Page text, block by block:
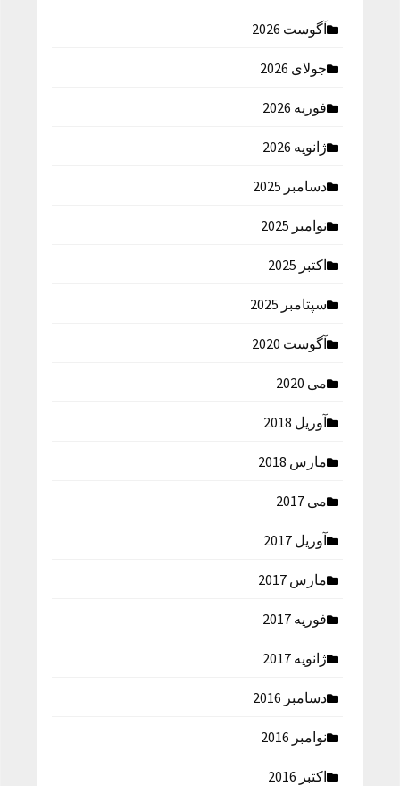
آگوست 2026
جولای 2026
فوریه 2026
ژانویه 2026
دسامبر 2025
نوامبر 2025
اکتبر 2025
سپتامبر 2025
آگوست 2020
می 2020
آوریل 2018
مارس 2018
می 2017
آوریل 2017
مارس 2017
فوریه 2017
ژانویه 2017
دسامبر 2016
نوامبر 2016
اکتبر 2016